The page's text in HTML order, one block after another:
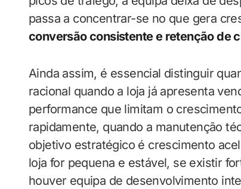
passa a concentrar-se no que gera
conversão consistente e retenção de
Ainda assim, é essencial distinguir
racional quando a loja já apresenta
performance que limitam o
rapidamente, quando a manutenção
objetivo estratégico é crescimento
loja for pequena e estável, se existir
houver equipa de desenvolvimento